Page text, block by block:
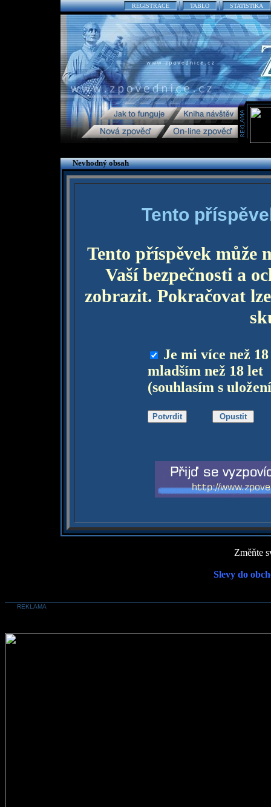
REGISTRACE TABLO STATISTIKA
Nevhodný obsah
Tento
Tento příspěvek může
Vaší bezpečnosti a
zobrazit. Pokračovat
Je mi více než
mladším než 18 let
(souhlasím s
Změňte
Slevy do
REKLAMA